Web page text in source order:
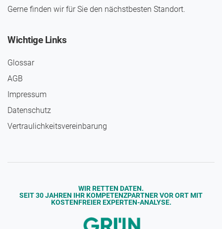
Gerne finden wir für Sie den nächst­besten Standort.
Wichtige Links
Glossar
AGB
Impressum
Daten­schutz
Vertraulichkeits­vereinbarung
WIR RETTEN DATEN.
SEIT 30 JAHREN IHR KOMPETENZPARTNER VOR ORT MIT
KOSTENFREIER EXPERTEN-ANALYSE.